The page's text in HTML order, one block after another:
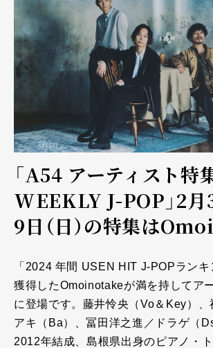
「A54 アーティスト特
WEEKLY J-POP」2月3
9日（日）の特集は
「2024 年間 USEN HIT J-POPラン
獲得したOmoinotakeが満を持してア
に登場です。藤井怜央（Vo＆Key）、
アキ（Ba）、冨田洋之進／ドラゲ（
2012年結成、島根県出身のピアノ・ト